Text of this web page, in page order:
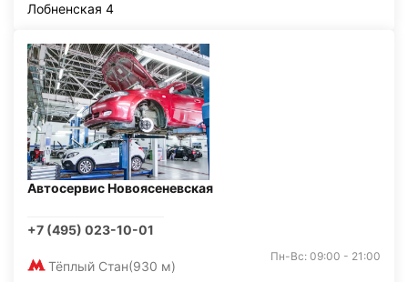
Лобненская 4
Автосервис Новоясеневская
+7 (495) 023-10-01
Тёплый Стан(930 м)
Пн-Вс: 09:00 - 21:00